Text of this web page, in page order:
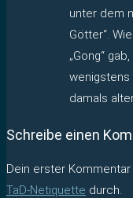
unter dem
Götter“.
„Gong“
wenigstens
damals
Schreibe einen
Dein erster
TaD-Netiquette durch.